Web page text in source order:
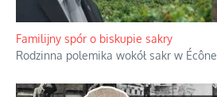
Familijny spór o biskupie sakry
Rodzinna polemika wokół sakr w Écône.